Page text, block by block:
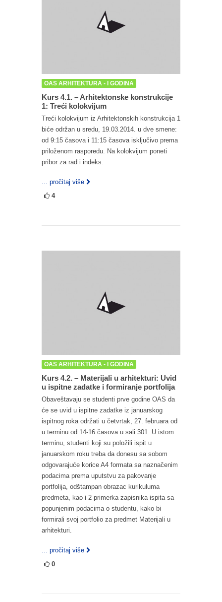
OAS ARHITEKTURA - I GODINA
Kurs 4.1. – Arhitektonske konstrukcije
1: Treći kolokvijum
Treći kolokvijum iz Arhitektonskih konstrukcija 1
biće održan u sredu, 19.03.2014. u dve smene:
od 9:15 časova i 11:15 časova isključivo prema
priloženom rasporedu. Na kolokvijum poneti
pribor za rad i indeks.
... pročitaj više
4
OAS ARHITEKTURA - I GODINA
Kurs 4.2. – Materijali u arhitekturi: Uvid
u ispitne zadatke i formiranje portfolija
Obaveštavaju se studenti prve godine OAS da
će se uvid u ispitne zadatke iz januarskog
ispitnog roka održati u četvrtak, 27. februara od
u terminu od 14-16 časova u sali 301. U istom
terminu, studenti koji su položili ispit u
januarskom roku treba da donesu sa sobom
odgovarajuće korice A4 formata sa naznačenim
podacima prema uputstvu za pakovanje
portfolija, odštampan obrazac kurikuluma
predmeta, kao i 2 primerka zapisnika ispita sa
popunjenim podacima o studentu, kako bi
formirali svoj portfolio za predmet Materijali u
arhitekturi.
... pročitaj više
0